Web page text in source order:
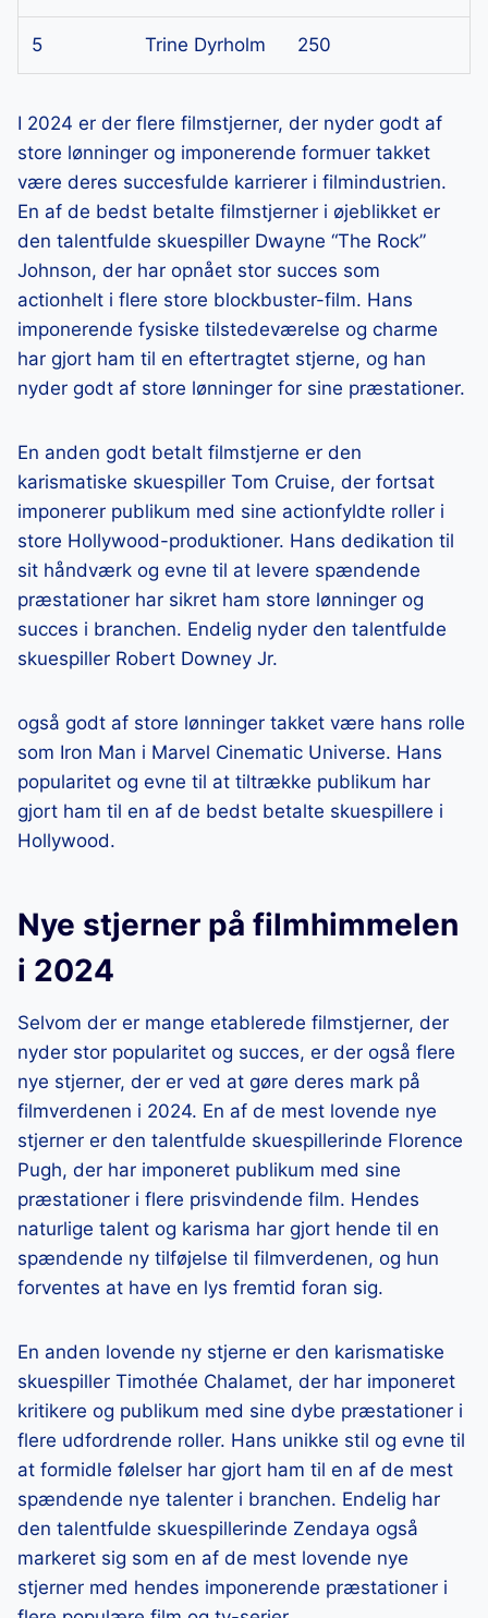
5 Trine Dyrholm 250
I 2024 er der flere filmstjerner, der nyder godt af
store lønninger og imponerende formuer takket
være deres succesfulde karrierer i filmindustrien.
En af de bedst betalte filmstjerner i øjeblikket er
den talentfulde skuespiller Dwayne “The Rock”
Johnson, der har opnået stor succes som
actionhelt i flere store blockbuster-film. Hans
imponerende fysiske tilstedeværelse og charme
har gjort ham til en eftertragtet stjerne, og han
nyder godt af store lønninger for sine præstationer.
En anden godt betalt filmstjerne er den
karismatiske skuespiller Tom Cruise, der fortsat
imponerer publikum med sine actionfyldte roller i
store Hollywood-produktioner. Hans dedikation til
sit håndværk og evne til at levere spændende
præstationer har sikret ham store lønninger og
succes i branchen. Endelig nyder den talentfulde
skuespiller Robert Downey Jr.
også godt af store lønninger takket være hans rolle
som Iron Man i Marvel Cinematic Universe. Hans
popularitet og evne til at tiltrække publikum har
gjort ham til en af de bedst betalte skuespillere i
Hollywood.
Nye stjerner på filmhimmelen
i 2024
Selvom der er mange etablerede filmstjerner, der
nyder stor popularitet og succes, er der også flere
nye stjerner, der er ved at gøre deres mark på
filmverdenen i 2024. En af de mest lovende nye
stjerner er den talentfulde skuespillerinde Florence
Pugh, der har imponeret publikum med sine
præstationer i flere prisvindende film. Hendes
naturlige talent og karisma har gjort hende til en
spændende ny tilføjelse til filmverdenen, og hun
forventes at have en lys fremtid foran sig.
En anden lovende ny stjerne er den karismatiske
skuespiller Timothée Chalamet, der har imponeret
kritikere og publikum med sine dybe præstationer i
flere udfordrende roller. Hans unikke stil og evne til
at formidle følelser har gjort ham til en af de mest
spændende nye talenter i branchen. Endelig har
den talentfulde skuespillerinde Zendaya også
markeret sig som en af de mest lovende nye
stjerner med hendes imponerende præstationer i